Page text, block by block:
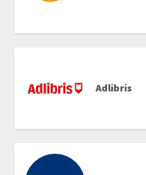
Adlibris